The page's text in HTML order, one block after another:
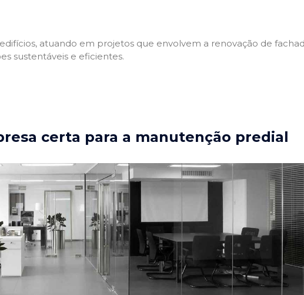
atuando em projetos que envolvem a renovação de
sustentáveis e eficientes.
certa para a manutenção predial